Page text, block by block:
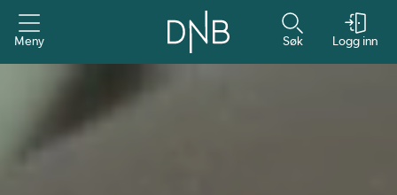
Meny Søk Logg inn